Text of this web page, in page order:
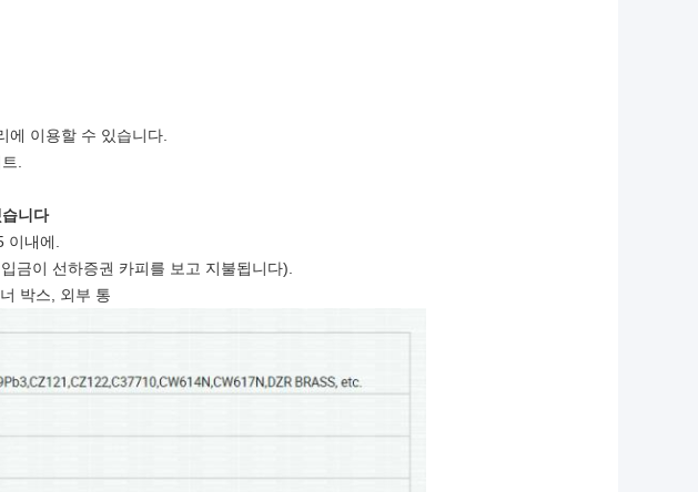
에 이용할 수 있습니다.
.
니다
이내에.
금이 선하증권 카피를 보고 지불됩니다).
박스, 외부 통